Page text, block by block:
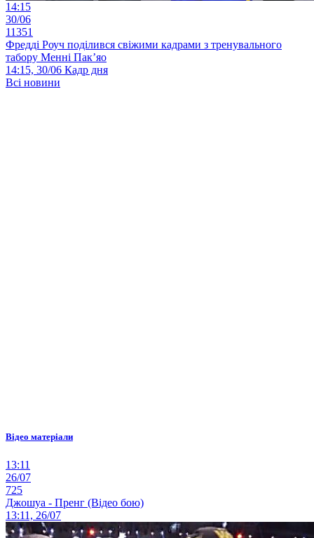
14:15
30/06
11351
Фредді Роуч поділився свіжими кадрами з тренувального
табору Менні Пак’яо
14:15, 30/06 Кадр дня
Всі новини
Відео матеріали
13:11
26/07
725
Джошуа - Пренг (Відео бою)
13:11, 26/07